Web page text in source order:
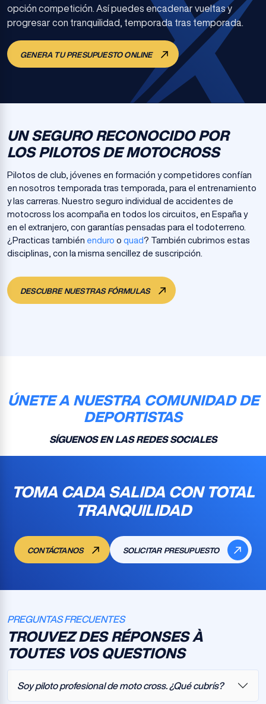
opción competición. Así puedes encadenar vueltas y
progresar con tranquilidad, temporada tras temporada.
GENERA TU PRESUPUESTO ONLINE
UN SEGURO RECONOCIDO POR
LOS PILOTOS DE MOTOCROSS
Pilotos de club, jóvenes en formación y competidores confían
en nosotros temporada tras temporada, para el entrenamiento
y las carreras. Nuestro seguro individual de accidentes de
motocross los acompaña en todos los circuitos, en España y
en el extranjero, con garantías pensadas para el todoterreno.
¿Practicas también enduro o quad? También cubrimos estas
disciplinas, con la misma sencillez de suscripción.
DESCUBRE NUESTRAS FÓRMULAS
ÚNETE A NUESTRA COMUNIDAD DE
DEPORTISTAS
SÍGUENOS EN LAS REDES SOCIALES
TOMA CADA SALIDA CON TOTAL
TRANQUILIDAD
CONTÁCTANOS SOLICITAR PRESUPUESTO
PREGUNTAS FRECUENTES
TROUVEZ DES RÉPONSES À
TOUTES VOS QUESTIONS
Soy piloto profesional de moto cross. ¿Qué cubrís?